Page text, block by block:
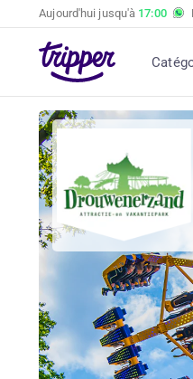
Aujourd'hui jusqu'à 17:00